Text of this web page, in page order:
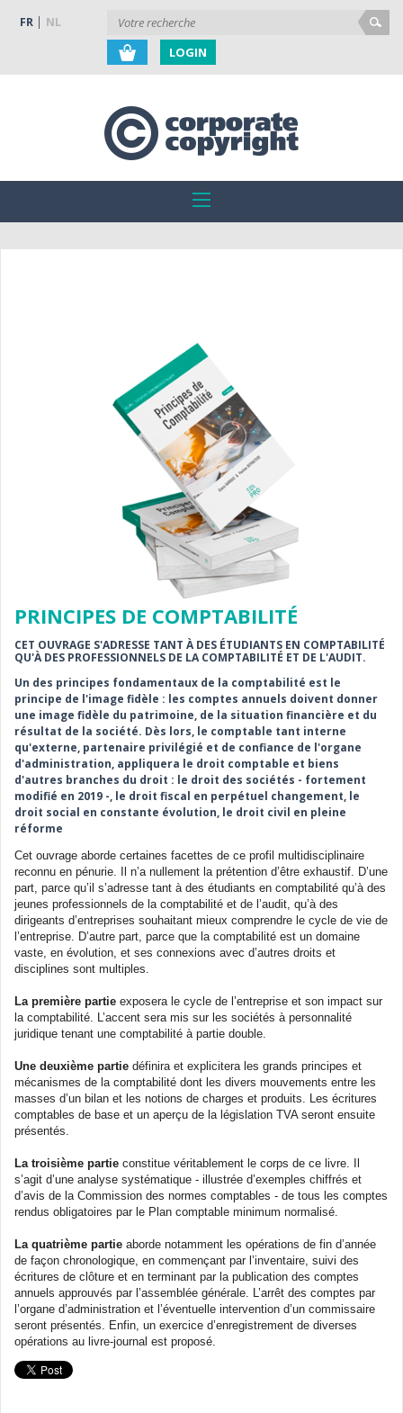
FR NL
LOGIN
PRINCIPES DE COMPTABILITÉ
CET OUVRAGE S'ADRESSE TANT À DES ÉTUDIANTS EN COMPTABILITÉ
QU'À DES PROFESSIONNELS DE LA COMPTABILITÉ ET DE L'AUDIT.
Un des principes fondamentaux de la comptabilité est le
principe de l'image fidèle : les comptes annuels doivent donner
une image fidèle du patrimoine, de la situation financière et du
résultat de la société. Dès lors, le comptable tant interne
qu'externe, partenaire privilégié et de confiance de l'organe
d'administration, appliquera le droit comptable et biens
d'autres branches du droit : le droit des sociétés - fortement
modifié en 2019 -, le droit fiscal en perpétuel changement, le
droit social en constante évolution, le droit civil en pleine
réforme
Cet ouvrage aborde certaines facettes de ce profil multidisciplinaire
reconnu en pénurie. Il n’a nullement la prétention d’être exhaustif. D’une
part, parce qu’il s’adresse tant à des étudiants en comptabilité qu’à des
jeunes professionnels de la comptabilité et de l’audit, qu’à des
dirigeants d’entreprises souhaitant mieux comprendre le cycle de vie de
l’entreprise. D’autre part, parce que la comptabilité est un domaine
vaste, en évolution, et ses connexions avec d’autres droits et
disciplines sont multiples.
La première partie exposera le cycle de l’entreprise et son impact sur
la comptabilité. L’accent sera mis sur les sociétés à personnalité
juridique tenant une comptabilité à partie double.
Une deuxième partie définira et explicitera les grands principes et
mécanismes de la comptabilité dont les divers mouvements entre les
masses d’un bilan et les notions de charges et produits. Les écritures
comptables de base et un aperçu de la législation TVA seront ensuite
présentés.
La troisième partie constitue véritablement le corps de ce livre. Il
s’agit d’une analyse systématique - illustrée d’exemples chiffrés et
d’avis de la Commission des normes comptables - de tous les comptes
rendus obligatoires par le Plan comptable minimum normalisé.
La quatrième partie aborde notamment les opérations de fin d’année
de façon chronologique, en commençant par l’inventaire, suivi des
écritures de clôture et en terminant par la publication des comptes
annuels approuvés par l’assemblée générale. L’arrêt des comptes par
l’organe d’administration et l’éventuelle intervention d’un commissaire
seront présentés. Enfin, un exercice d’enregistrement de diverses
opérations au livre-journal est proposé.